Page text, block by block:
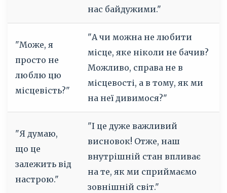
нас байдужими."
"Може, я
просто не
люблю цю
місцевість?"
"А чи можна не любити
місце, яке ніколи не бачив?
Можливо, справа не в
місцевості, а в тому, як ми
на неї дивимося?"
"Я думаю,
що це
залежить від
настрою."
"І це дуже важливий
висновок! Отже, наш
внутрішній стан впливає
на те, як ми сприймаємо
зовнішній світ."